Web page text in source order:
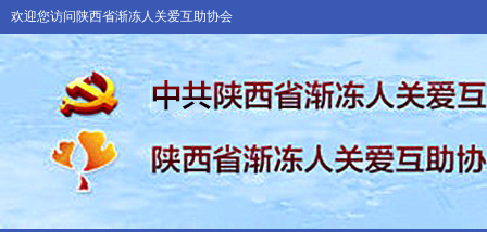
欢迎您访问陕西省渐冻人关爱互助协会